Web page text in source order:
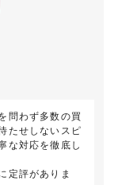
問わず多数の買
たせしないスピ
な対応を徹底し
定評がありま